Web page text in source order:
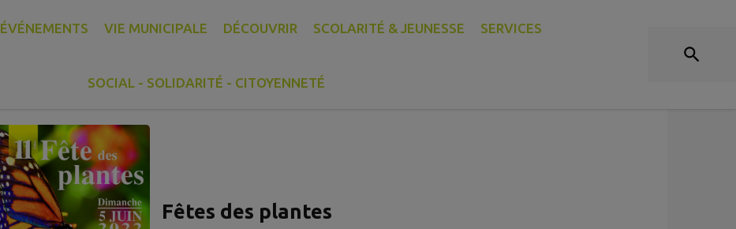
ÉVÉNEMENTS VIE MUNICIPALE DÉCOUVRIR SCOLARITÉ & JEUNESSE SERVICES
SOCIAL - SOLIDARITÉ - CITOYENNETÉ
DÉCOUVRIR
MA COMMUNE AUX ALENTOURS
Fêtes des plantes